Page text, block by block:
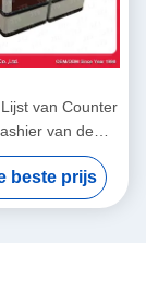
van Counter
van de
voor
beste prijs